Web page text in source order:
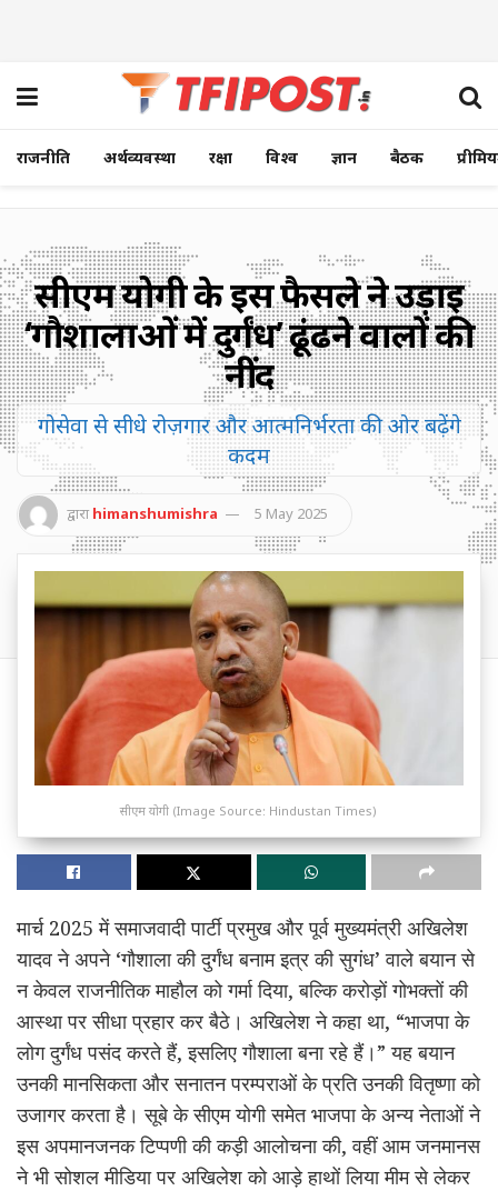
राजनीति अर्थव्यवस्था रक्षा विश्व ज्ञान बैठक
सीएम योगी के इस फैसले ने उड़ाई
‘गौशालाओं में दुर्गंध’ ढूंढने वालों की
नींद
गोसेवा से सीधे रोज़गार और आत्मनिर्भरता की ओर बढ़ेंगे
कदम
द्वारा himanshumishra 5 May 2025
सीएम योगी (Image Source: Hindustan Times)
मार्च 2025 में समाजवादी पार्टी प्रमुख और पूर्व मुख्यमंत्री अखिलेश
यादव ने अपने ‘गौशाला की दुर्गंध बनाम इत्र की सुगंध’ वाले बयान से
न केवल राजनीतिक माहौल को गर्मा दिया, बल्कि करोड़ों गोभक्तों की
आस्था पर सीधा प्रहार कर बैठे। अखिलेश ने कहा था, “भाजपा के
लोग दुर्गंध पसंद करते हैं, इसलिए गौशाला बना रहे हैं।” यह बयान
उनकी मानसिकता और सनातन परम्पराओं के प्रति उनकी वितृष्णा को
उजागर करता है। सूबे के सीएम योगी समेत भाजपा के अन्य नेताओं ने
इस अपमानजनक टिप्पणी की कड़ी आलोचना की, वहीं आम जनमानस
ने भी सोशल मीडिया पर अखिलेश को आड़े हाथों लिया मीम से लेकर